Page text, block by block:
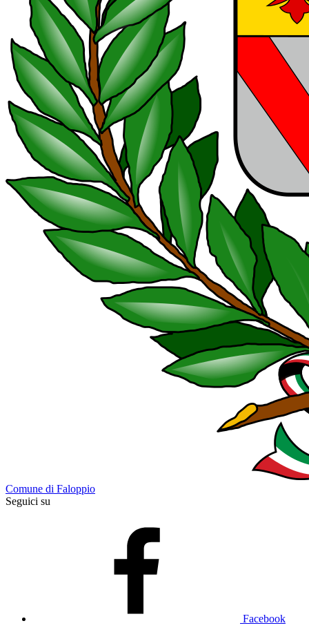
Comune di Faloppio
Seguici su
Facebook